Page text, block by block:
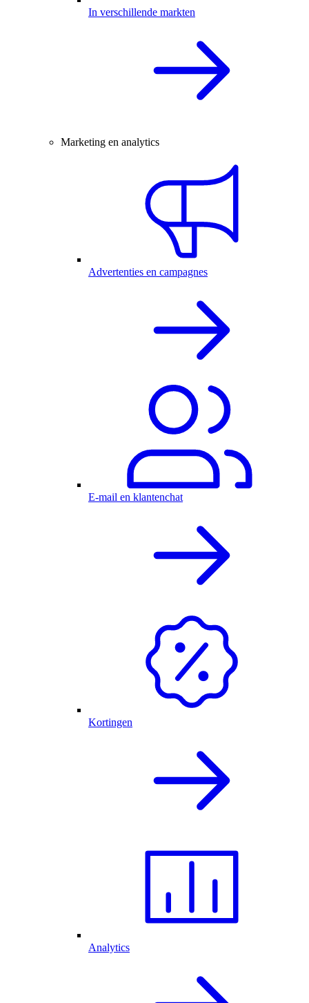
In verschillende markten
Marketing en analytics
Advertenties en campagnes
E-mail en klantenchat
Kortingen
Analytics